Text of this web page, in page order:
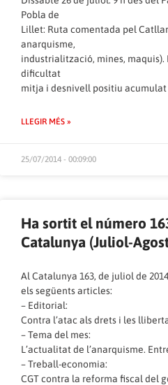
Pobla de
Lillet: Ruta comentada pel
anarquisme,
industrialització, mines, maquis).
dificultat
mitja i desnivell positiu acumulat
LLEGIR MÉS »
25/07/2014 - 00:09:00
Ha sortit el número
Catalunya (Juliol-
Al Catalunya 163, de juliol de
els següents articles:
– Editorial:
Contra l’atac als drets i les
– Tema del mes:
L’actualitat de l’anarquisme.
– Treball-economia:
CGT contra la reforma fiscal del